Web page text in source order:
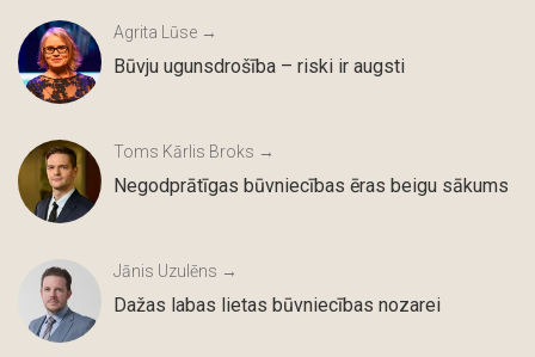
Agrita Lūse →
Būvju ugunsdrošība – riski ir augsti
Toms Kārlis Broks →
Negodprātīgas būvniecības ēras beigu sākums
Jānis Uzulēns →
Dažas labas lietas būvniecības nozarei